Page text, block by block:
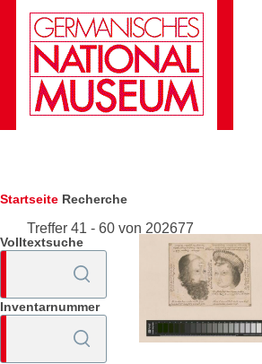
Direkt zum Inhalt
Pfadnavigation
Startseite Recherche
Treffer 41 - 60 von 202677
Volltextsuche
Inventarnummer